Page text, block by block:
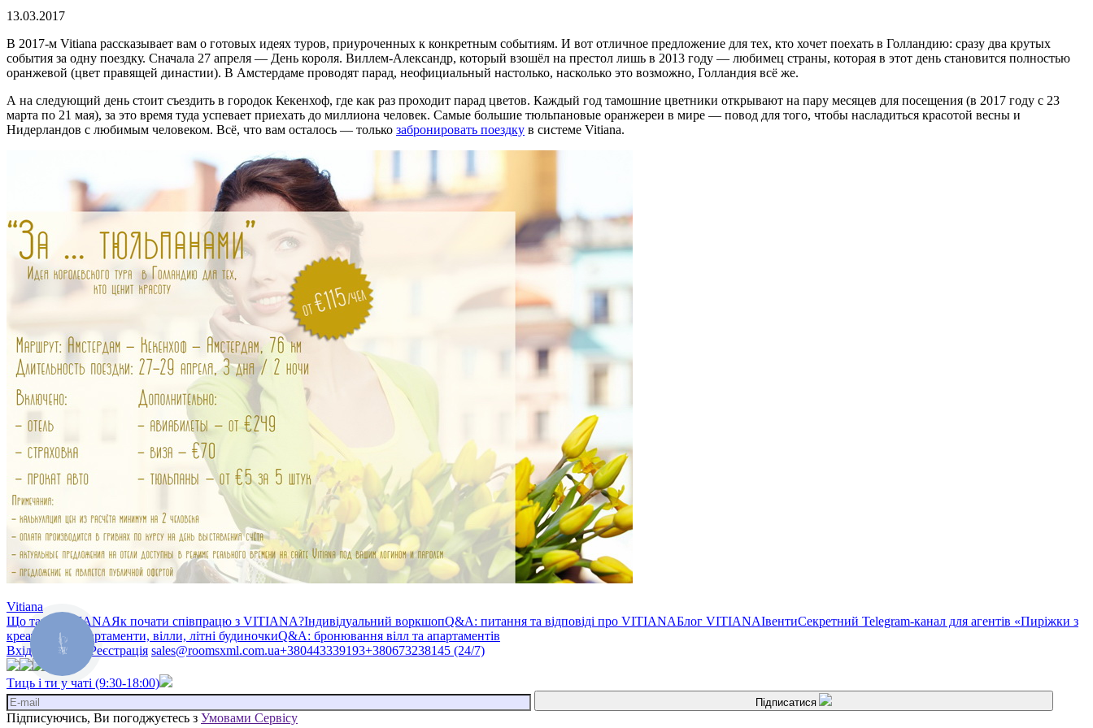
13.03.2017
В 2017-м Vitiana рассказывает вам о готовых идеях туров, приуроченных к конкретным событиям. И вот отличное предложение для тех, кто хочет поехать в Голландию: сразу два крутых
события за одну поездку. Сначала 27 апреля — День короля. Виллем-Александр, который взошёл на престол лишь в 2013 году — любимец страны, которая в этот день становится полностью
оранжевой (цвет правящей династии). В Амстердаме проводят парад, неофициальный настолько, насколько это возможно, Голландия всё же.
А на следующий день стоит съездить в городок Кекенхоф, где как раз проходит парад цветов. Каждый год тамошние цветники открывают на пару месяцев для посещения (в 2017 году с 23
марта по 21 мая), за это время туда успевает приехать до миллиона человек. Самые большие тюльпановые оранжереи в мире — повод для того, чтобы насладиться красотой весны и
Нидерландов с любимым человеком. Всё, что вам осталось — только забронировать поездку в системе Vitiana.
Vitiana
Що таке VITIANAЯк почати співпрацю з VITIANA?Індивідуальний воркшопQ&A: питання та відповіді про VITIANAБлог VITIANAІвентиСекретний Telegram-канал для агентів «Пиріжки з
креативом»
Апартаменти, вілли, літні будиночкиQ&A: бронювання вілл та апартаментів
Вхід у систему
Реєстрація sales@roomsxml.com.ua+380443339193+380673238145 (24/7)
Тиць і ти у чаті (9:30-18:00)
Підписатися
Підписуючись, Ви погоджуєтесь з Умовами Сервісу